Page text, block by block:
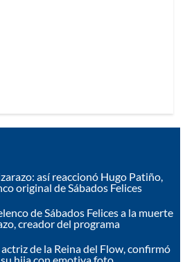
así reaccionó Hugo Patiño,
original de Sábados Felices
de Sábados Felices a la muerte
creador del programa
de la Reina del Flow, confirmó